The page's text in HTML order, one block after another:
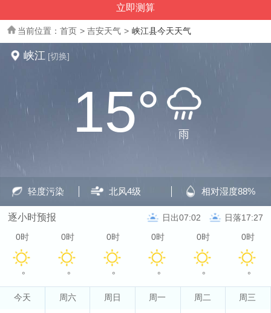
当前位置： 首页 > 吉安天气 > 峡江县今天天气
峡江 [切换]
15° 雨
轻度污染 北风4级 相对湿度88%
逐小时预报 日出07:02 日落17:27
0时
°
0时
°
0时
°
0时
°
0时
°
0时
°
今天 周六 周日 周一 周二 周三